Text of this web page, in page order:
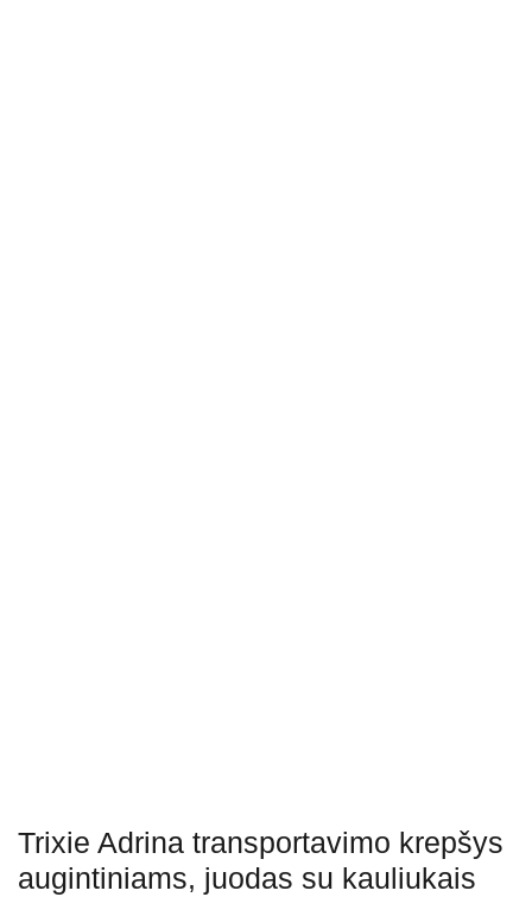
Trixie Adrina transportavimo krepšys
augintiniams, juodas su kauliukais